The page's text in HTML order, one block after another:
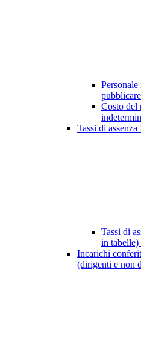
Costo del
Tassi di assenza
Tassi di
in tabelle)
Incarichi
(dirigenti e non